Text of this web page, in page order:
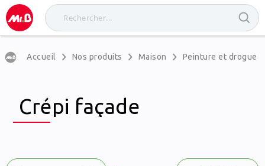
Accueil Nos produits Maison Peinture et
Crépi façade